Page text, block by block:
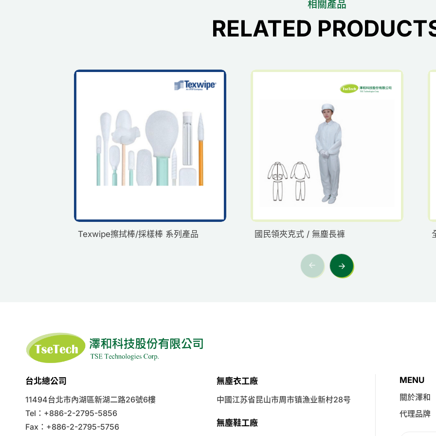
相關產品
RELATED
Texwipe擦拭棒/採樣棒 系列產品 國民領夾克式 / 無塵長褲
台北總公司
11494台北市內湖區新湖二路26號6樓
Tel：+886-2-2795-5856
Fax：+886-2-2795-5756
無塵衣工廠
中國江苏省昆山市周市镇漁业新村28号
無塵鞋工廠
MENU
關於澤和
代理品牌